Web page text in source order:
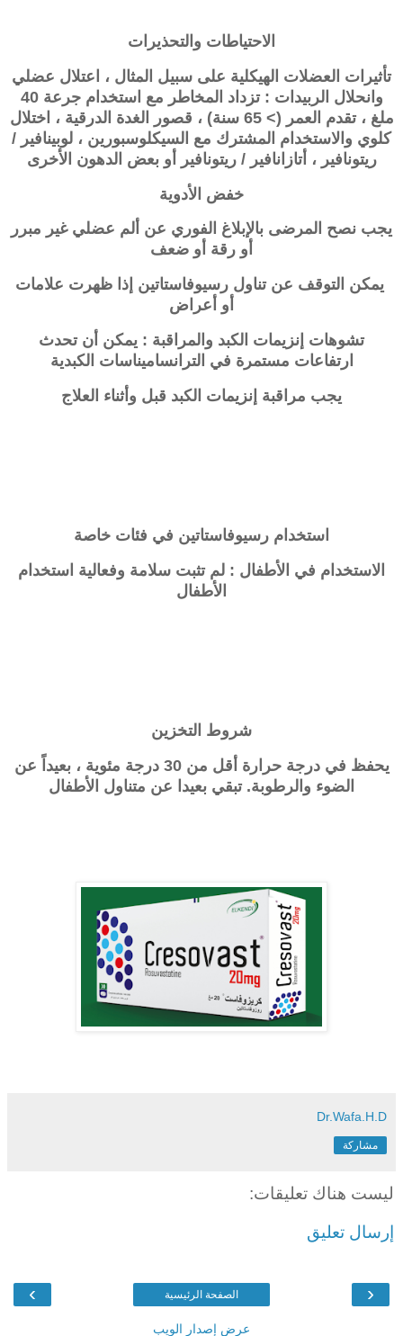
الاحتياطات والتحذيرات
تأثيرات العضلات الهيكلية على سبيل المثال ، اعتلال عضلي
وانحلال الربيدات : تزداد المخاطر مع استخدام جرعة 40
ملغ ، تقدم العمر (> 65 سنة) ، قصور الغدة الدرقية ، اختلال
كلوي والاستخدام المشترك مع السيكلوسبورين ، لوبينافير /
ريتونافير ، أتازانافير / ريتونافير أو بعض الدهون الأخرى
خفض الأدوية
يجب نصح المرضى بالإبلاغ الفوري عن ألم عضلي غير مبرر
أو رقة أو ضعف
يمكن التوقف عن تناول رسيوفاستاتين إذا ظهرت علامات
أو أعراض
تشوهات إنزيمات الكبد والمراقبة : يمكن أن تحدث
ارتفاعات مستمرة في الترانساميناسات الكبدية
يجب مراقبة إنزيمات الكبد قبل وأثناء العلاج
استخدام رسيوفاستاتين في فئات خاصة
الاستخدام في الأطفال : لم تثبت سلامة وفعالية استخدام
الأطفال
شروط التخزين
يحفظ في درجة حرارة أقل من 30 درجة مئوية ، بعيداً عن
الضوء والرطوبة. تبقي بعيدا عن متناول الأطفال
Dr.Wafa.H.D
مشاركة
ليست هناك تعليقات:
إرسال تعليق
‹
› الصفحة الرئيسية
عرض إصدار الويب